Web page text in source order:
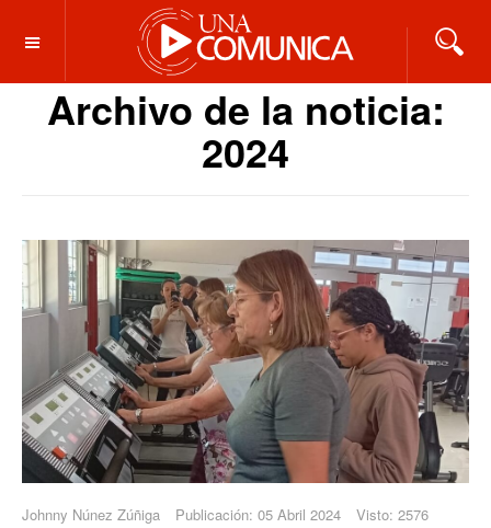
OFF CANVAS
Archivo de la noticia:
2024
Johnny Núnez Zúñiga Publicación: 05 Abril 2024 Visto: 2576